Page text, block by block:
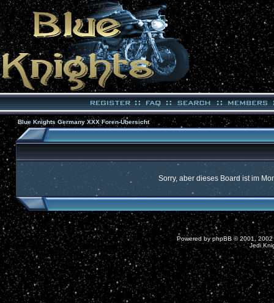
Blue Knights Germany XXX Foren-Übersicht
Sorry, aber dieses Board ist im
Powered byphpBB© 2001, 2002
Jedi